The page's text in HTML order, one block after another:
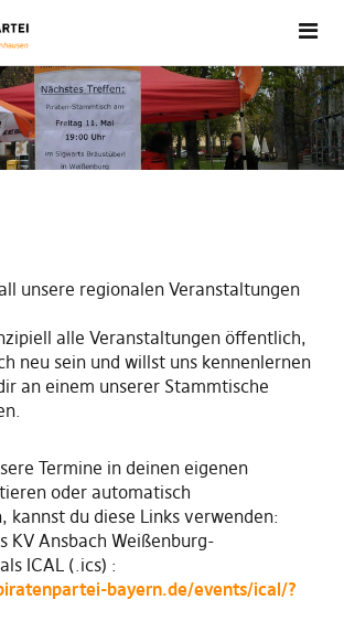
unsere regionalen Veranstaltungen
alle Veranstaltungen öffentlich,
neu sein und willst uns kennenlernen
an einem unserer Stammtische
Termine in deinen eigenen
oder automatisch
kannst du diese Links verwenden:
KV Ansbach Weißenburg-
ICAL (.ics) :
bayern.de/events/ical/?